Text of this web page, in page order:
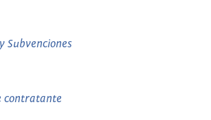
Subvenciones
contratante